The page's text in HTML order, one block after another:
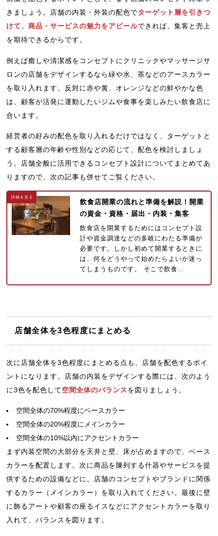
きましょう。店舗の内装・外装の配色でターゲット層を引きつ
けて、商品・サービスの魅力をアピールできれば、集客と売上
を期待できるからです。
例えば癒しや清潔感をコンセプトにクリニックやマッサージサ
ロンの店舗をデザインするなら緑や水、茶などのアースカラー
を取り入れます。反対に赤や黄、オレンジなどの鮮やかな色
は、顧客が活発に運動したいジムや食事を楽しみたい飲食店に
合います。
経営者の好みの配色を取り入れるだけではなく、ターゲットと
する顧客層の年齢や性別などの応じて、配色を検討しましょ
う。店舗全般に活用できるコンセプト設計についてまとめてあ
りますので、次の記事も併せてご覧ください。
飲食店開業の流れと準備を解説！開業
の資金・資格・届出・内装・集客
飲食店を開業するためにはコンセプト設
計や資金調達などの多岐にわたる準備が
必要です。しかし初めて開業するときに
は、何をどうやって始めたらよいか迷っ
てしまうものです。 そこで飲食…
店舗全体を3色程度にまとめる
次に店舗全体を3色程度にまとめる点も、店舗を配色するポイ
ントになります。店舗の内装をデザインする際には、次のよう
に3色を配色して空間全体のバランスを図りましょう。
空間全体の70%程度にベースカラー
空間全体の20%程度にメインカラー
空間全体の10%以内にアクセントカラー
まず内装空間の大部分を天井と壁、床が占めますので、ベース
カラーを配置します。次に商品を陳列する什器やサービスを提
供するための設備などに、店舗のコンセプトやブランドに関係
するカラー（メインカラー）を取り入れてください。最後に壁
に飾るアートや顧客の座るイスなどにアクセントカラーを取り
入れて、バランスを図ります。